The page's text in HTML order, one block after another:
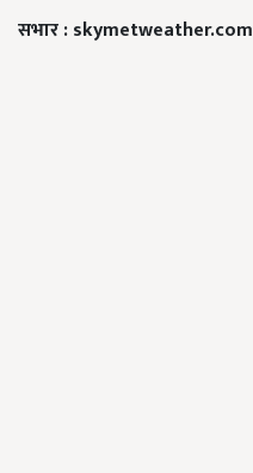
सभार : skymetweather.com